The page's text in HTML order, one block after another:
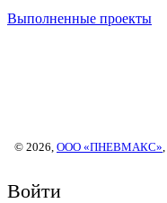
Выполненные проекты
© 2026, ООО «ПНЕВМАКС»,
Войти